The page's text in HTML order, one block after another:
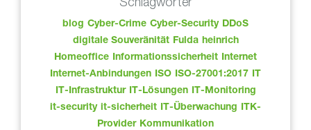
blog Cyber-Crime Cyber-Security DDoS
digitale Souveränität Fulda heinrich
Homeoffice Informationssicherheit Internet
Internet-Anbindungen ISO ISO-27001:2017 IT
IT-Infrastruktur IT-Lösungen IT-Monitoring
it-security it-sicherheit IT-Überwachung
ITK-
Provider Kommunikation